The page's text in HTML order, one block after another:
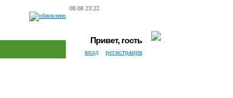
08.08 23:22
Привет, гость
вход регистрация